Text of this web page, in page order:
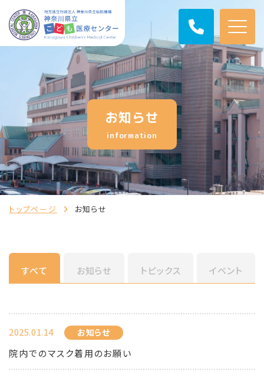
お知らせ
information
トップページ お知らせ
すべて お知らせ トピックス イベント
2025.01.14 お知らせ
院内でのマスク着用のお願い